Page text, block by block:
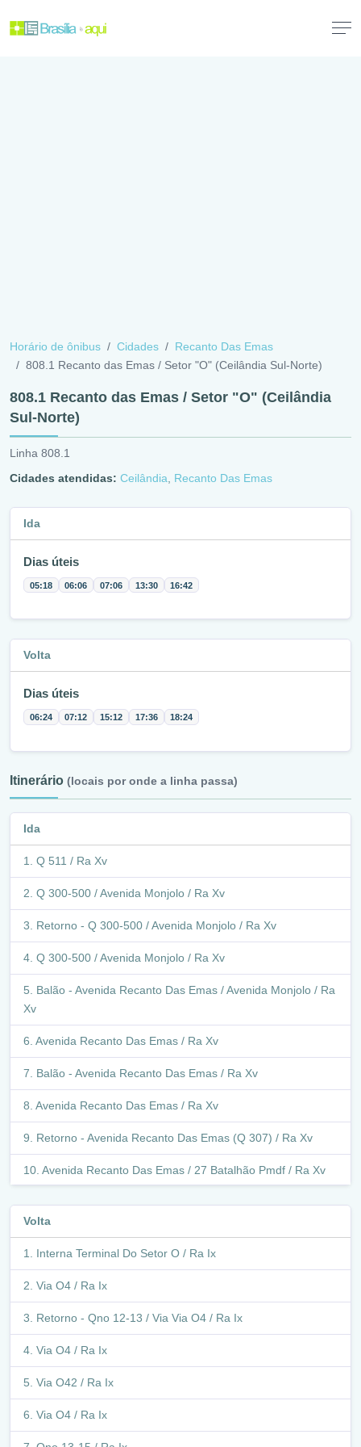
Horário de ônibus Cidades
Recanto Das Emas
808.1 Recanto das Emas / Setor "O" (Ceilândia Sul-Norte)
808.1 Recanto das Emas / Setor "O" (Ceilândia
Sul-Norte)
Linha 808.1
Cidades atendidas: Ceilândia Recanto Das Emas
Ida
Dias úteis
05:18 06:06 07:06 13:30 16:42
Volta
Dias úteis
06:24 07:12 15:12 17:36 18:24
Itinerário (locais por onde a linha passa)
Ida
Q 511 / Ra Xv
Q 300-500 / Avenida Monjolo / Ra Xv
Retorno - Q 300-500 / Avenida Monjolo / Ra Xv
Q 300-500 / Avenida Monjolo / Ra Xv
Balão - Avenida Recanto Das Emas / Avenida Monjolo / Ra
Xv
Avenida Recanto Das Emas / Ra Xv
Balão - Avenida Recanto Das Emas / Ra Xv
Avenida Recanto Das Emas / Ra Xv
Retorno - Avenida Recanto Das Emas (Q 307) / Ra Xv
Avenida Recanto Das Emas / 27 Batalhão Pmdf / Ra Xv
Q 305-306 / Ra Xv
Avenida Recanto Das Emas / 27 Batalhão Pmdf / Ra Xv
Avenida Recanto Das Emas / Ra Xv
Retorno - Avenida Recanto Das Emas (Q 304) / Ra Xv
Avenida Recanto Das Emas / Ra Xv
Balão - Avenida Recanto Das Emas 107 / Ra Xv
Avenida Recanto Das Emas / Ra Xv
Balão - Avenida Recanto Das Emas / Avenida Central /
Volta
Interna Terminal Do Setor O / Ra Ix
Via O4 / Ra Ix
Retorno - Qno 12-13 / Via Via O4 / Ra Ix
Via O4 / Ra Ix
Via O42 / Ra Ix
Via O4 / Ra Ix